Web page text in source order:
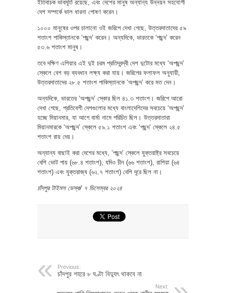
ইতিবাচক ভাবমূর্তি রয়েছে, এবং দেশের মানুষ অন্যান্য উন্নয়ন সহযোগী
দেশ সম্পর্কে ভাল ধারনা পোষণ করেন।
১০০০ মানুষের ওপর চালানো ওই জরিপে দেখা গেছে, উত্তরদাতাদের ৫৯
শতাংশ পাকিস্তানকে ‘পছন্দ’ করেন। অন্যদিকে, ভারতকে ‘পছন্দ’ করেন
৫৩.৬ শতাংশ মানুষ।
তবে দক্ষিণ এশিয়ার এই দুই চরম প্রতিদ্বন্দ্বী দেশ দুটোর মধ্যে ‘অপছন্দ’
স্কেলে বেশ বড় ব্যবধান লক্ষ্য করা যায়। জরিপের ফলাফল অনুযায়ী,
উত্তরদাতাদের ২৮.৫ শতাংশ পাকিস্তানকে ‘অপছন্দ’ করে মত দেন।
অন্যদিকে, ভারতের ‘অপছন্দ’ স্কোর ছিল ৪১.৩ শতাংশ। জরিপে আরো
দেখা গেছে, প্রতিবেশী দেশগুলোর মধ্যে বাংলাদেশিদের সবচেয়ে ‘অপছন্দ’
হচ্ছে মিয়ানমার, যা আগে বার্মা নামে পরিচিত ছিল। উত্তরদাতারা
মিয়ানমারকে ‘অপছন্দ’ স্কেলে ৫৯.১ শতাংশ এবং ‘পছন্দ’ স্কেলে ২৪.৫
শতাংশ রায় দেয়।
অন্যান্য বাছাই করা দেশের মধ্যে, ‘পছন্দ’ স্কেলে যুক্তরাষ্ট্র সবচেয়ে
বেশি ভোট পায় (৬৮.৪ শতাংশ), যদিও চীন (৬৬ শতাংশ), রাশিয়া (৬৪
শতাংশ) এবং যুক্তরাজ্য (৬২.৭ শতাংশ) বেশি দূরে ছিল না।
চাঁদপুর টাইমস ডেস্ক/ ৭ ডিসেম্বর ২০২৪
Previous:
চাঁদপুর শহরে ৮ ঘণ্টা বিদ্যুৎ থাকবে না
Next: